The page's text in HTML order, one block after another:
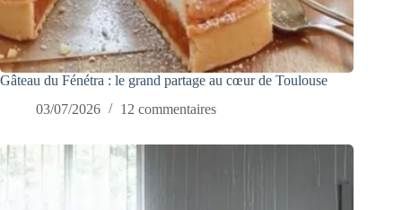
Gâteau du Fénétra : le grand partage au cœur de Toulouse
03/07/2026
12 commentaires